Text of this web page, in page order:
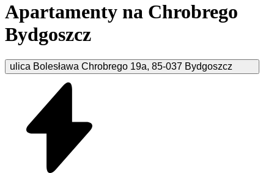
Apartamenty na Chrobrego
Bydgoszcz
ulica Bolesława Chrobrego 19a, 85-037 Bydgoszcz